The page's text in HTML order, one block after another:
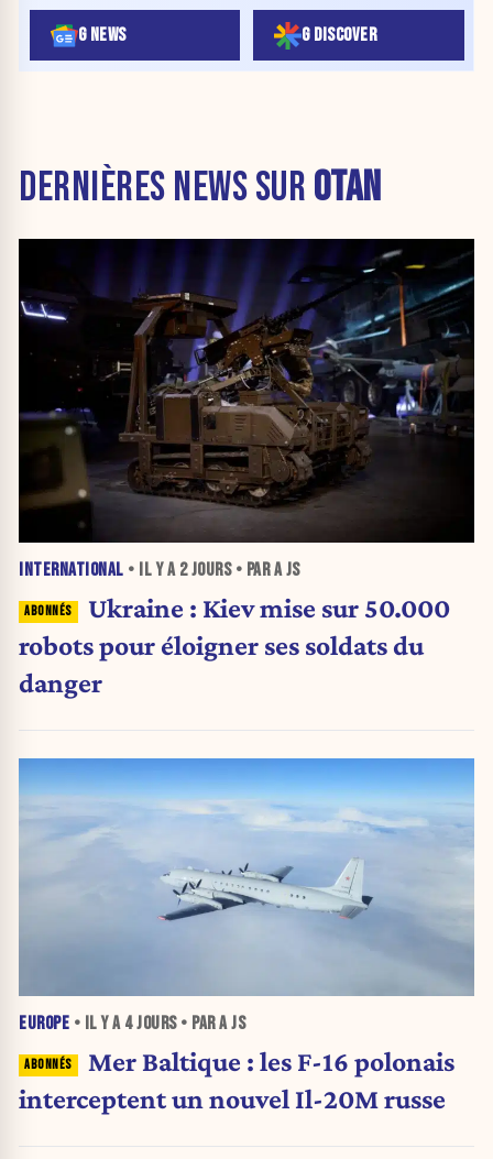
G NEWS G DISCOVER
DERNIÈRES NEWS SUR OTAN
INTERNATIONAL • IL Y A 2 JOURS• PAR A JS
Ukraine : Kiev mise sur 50.000
robots pour éloigner ses soldats du
danger
EUROPE • IL Y A 4 JOURS• PAR A JS
Mer Baltique : les F-16 polonais
interceptent un nouvel Il-20M russe